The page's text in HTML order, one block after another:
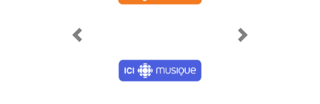
Previous Next